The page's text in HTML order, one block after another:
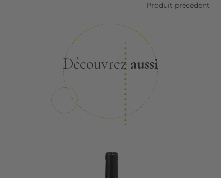
Produit précédent
Découvrez aussi